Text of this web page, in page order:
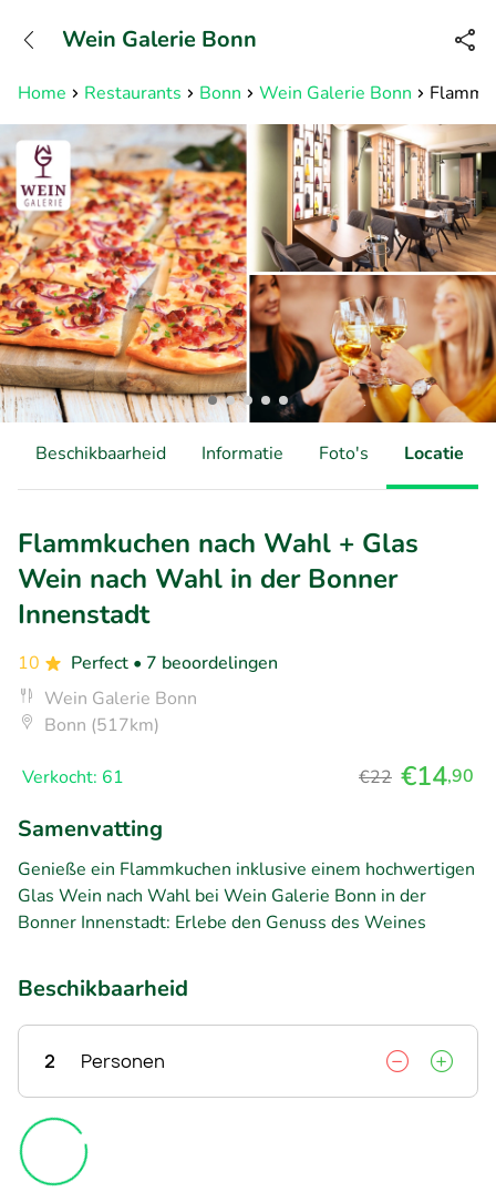
Bereikbaar tot 23:00 uur
Home Restaurants Bonn Wein Galerie Bonn
Wein Galerie Bonn
Beschikbaarheid Informatie Foto's Locatie
Flammkuchen nach Wahl + Glas
Wein nach Wahl in der Bonner
Innenstadt
10 Perfect • 7 beoordelingen
Wein Galerie Bonn
Bonn (517km)
Verkocht: 61 €22 €14,90
Samenvatting
Genieße ein Flammkuchen inklusive einem hochwertigen
Glas Wein nach Wahl bei Wein Galerie Bonn in der
Bonner Innenstadt: Erlebe den Genuss des Weines
Beschikbaarheid
2 Personen